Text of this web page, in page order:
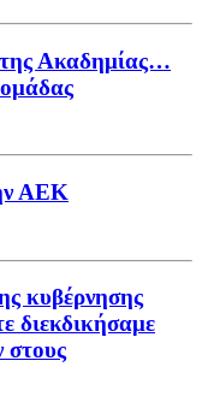
Ακαδημίας…
ΑΕK
κυβέρνησης
διεκδικήσαμε
στους